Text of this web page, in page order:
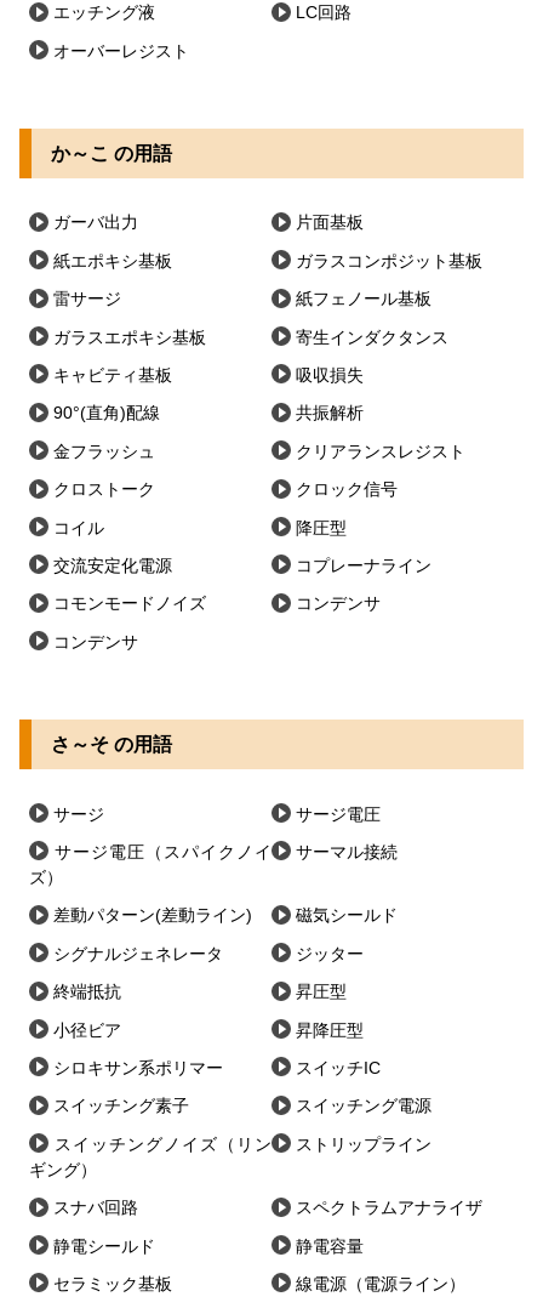
エッチング液 LC回路
オーバーレジスト
か～こ の用語
ガーバ出力 片面基板
紙エポキシ基板 ガラスコンポジット基板
雷サージ 紙フェノール基板
ガラスエポキシ基板 寄生インダクタンス
キャビティ基板 吸収損失
90°(直角)配線 共振解析
金フラッシュ クリアランスレジスト
クロストーク クロック信号
コイル 降圧型
交流安定化電源 コプレーナライン
コモンモードノイズ コンデンサ
コンデンサ
さ～そ の用語
サージ サージ電圧
サージ電圧（スパイクノイ
ズ）
サーマル接続
差動パターン(差動ライン) 磁気シールド
シグナルジェネレータ ジッター
終端抵抗 昇圧型
小径ビア 昇降圧型
シロキサン系ポリマー スイッチIC
スイッチング素子 スイッチング電源
スイッチングノイズ（リン
ギング）
ストリップライン
スナバ回路 スペクトラムアナライザ
静電シールド 静電容量
セラミック基板 線電源（電源ライン）